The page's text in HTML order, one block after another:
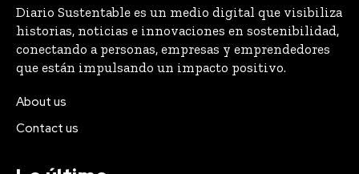
Diario Sustentable es un medio digital que visibiliza
historias, noticias e innovaciones en sostenibilidad,
conectando a personas, empresas y emprendedores
que están impulsando un impacto positivo.
About us
Contact us